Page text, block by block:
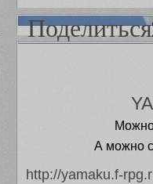
Поделиться
А можно
http://yamaku.f-